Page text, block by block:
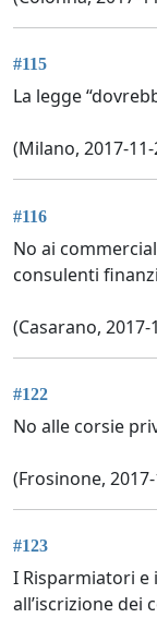
#115
La legge
(Milano, 2017-
#116
No ai
consulenti
(Casarano, 2017-
#122
No alle corsie
(Frosinone,
#123
I Risparmiatori e
all’iscrizione dei